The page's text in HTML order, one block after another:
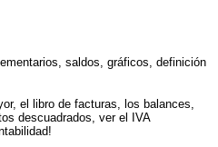
saldos, gráficos, definición
el libro de facturas, los balances,
descuadrados, ver el IVA